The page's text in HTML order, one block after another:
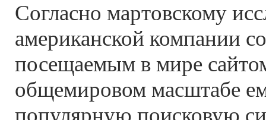
Согласно мартовскому
американской компании
посещаемым в мире
общемировом масштабе
популярную поисковую